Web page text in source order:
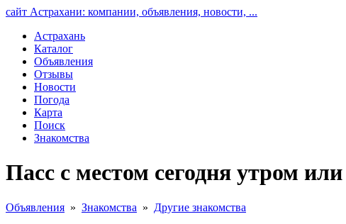
сайт Астрахани: компании, объявления, новости, ...
Астрахань
Каталог
Объявления
Отзывы
Новости
Погода
Карта
Поиск
Знакомства
Пасс с местом сегодня утром
Объявления » Знакомства » Другие знакомства